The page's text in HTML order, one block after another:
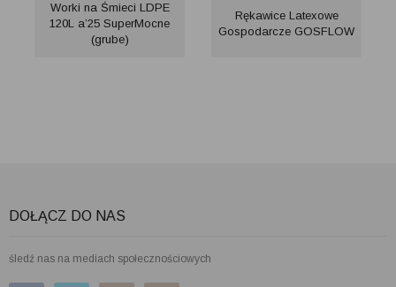
Worki na Śmieci LDPE
120L a’25 SuperMocne
(grube)
Rękawice Latexowe
Gospodarcze GOSFLOW
DOŁĄCZ DO NAS
śledź nas na mediach społecznościowych